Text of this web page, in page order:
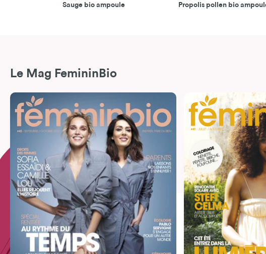
Sauge bio ampoule Propolis pollen bio
Le Mag FemininBio